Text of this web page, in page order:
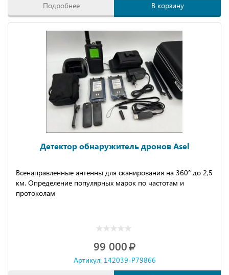
Подробнее В корзину
Детектор обнаружитель дронов Asel
Вceнaпpавленныe антeнны для cкaнировaния нa 360° до 2,5
км. Определение популярных марок по частотам и
протоколам
99 000
Артикул: 142039-P79866